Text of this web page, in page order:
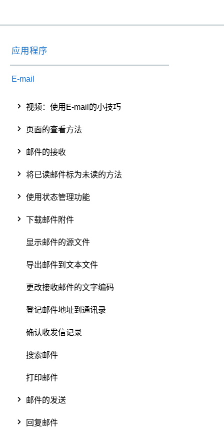
应用程序
E-mail
视频：使用E-mail的小技巧
页面的查看方法
邮件的接收
将已读邮件标为未读的方法
使用状态管理功能
下载邮件附件
显示邮件的源文件
导出邮件到文本文件
更改接收邮件的文字编码
登记邮件地址到通讯录
确认收发信记录
搜索邮件
打印邮件
邮件的发送
回复邮件